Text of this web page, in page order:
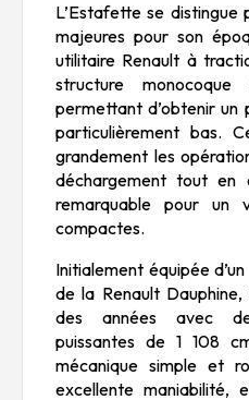
L’Estafette se distingue
majeures pour son
utilitaire Renault à
structure monocoque
permettant d’obtenir un
particulièrement bas.
grandement les
déchargement tout en
remarquable pour un
compactes.
Initialement équipée
de la Renault
des années avec
puissantes de 1 108
mécanique simple et
excellente maniabilité,